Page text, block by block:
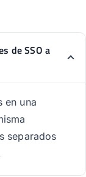
de SSO a
en una
separados